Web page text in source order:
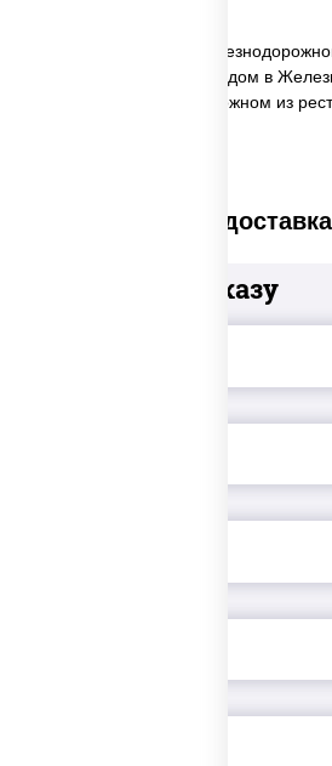
✅ Тархун заказать в
✅ Тархун с доставкой на дом в
✅ Тархун в Железнодорожном из
Платная доставка
Добавьте к заказу